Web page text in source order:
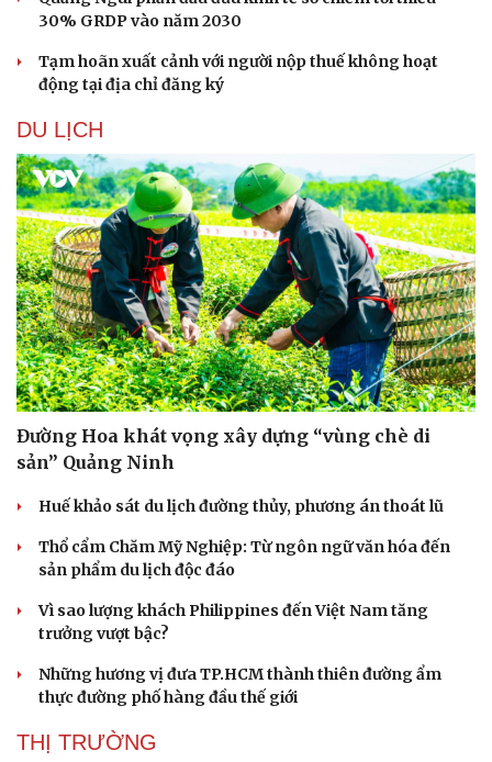
Dinh dưỡng - món ngon
Cây thuốc
Sản phụ khoa
Nhi khoa
Nam khoa
Làm đẹp - giảm cân
Phòng mạch online
Ăn sạch sống khỏe
Nhà đẹp
Tình yêu - Gia đình
30% GRDP vào năm 2030
Tạm hoãn xuất cảnh với người nộp thuế không hoạt
động tại địa chỉ đăng ký
DU LỊCH
Đường Hoa khát vọng xây dựng “vùng chè di
sản” Quảng Ninh
Huế khảo sát du lịch đường thủy, phương án thoát lũ
Thổ cẩm Chăm Mỹ Nghiệp: Từ ngôn ngữ văn hóa đến
sản phẩm du lịch độc đáo
Vì sao lượng khách Philippines đến Việt Nam tăng
trưởng vượt bậc?
Những hương vị đưa TP.HCM thành thiên đường ẩm
thực đường phố hàng đầu thế giới
THỊ TRƯỜNG